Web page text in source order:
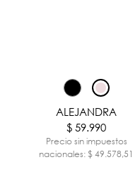
ALEJANDRA
$ 59.990
Precio sin impuestos
nacionales: $ 49.578,51